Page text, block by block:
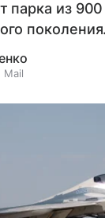
парка из
поколения.
Mail